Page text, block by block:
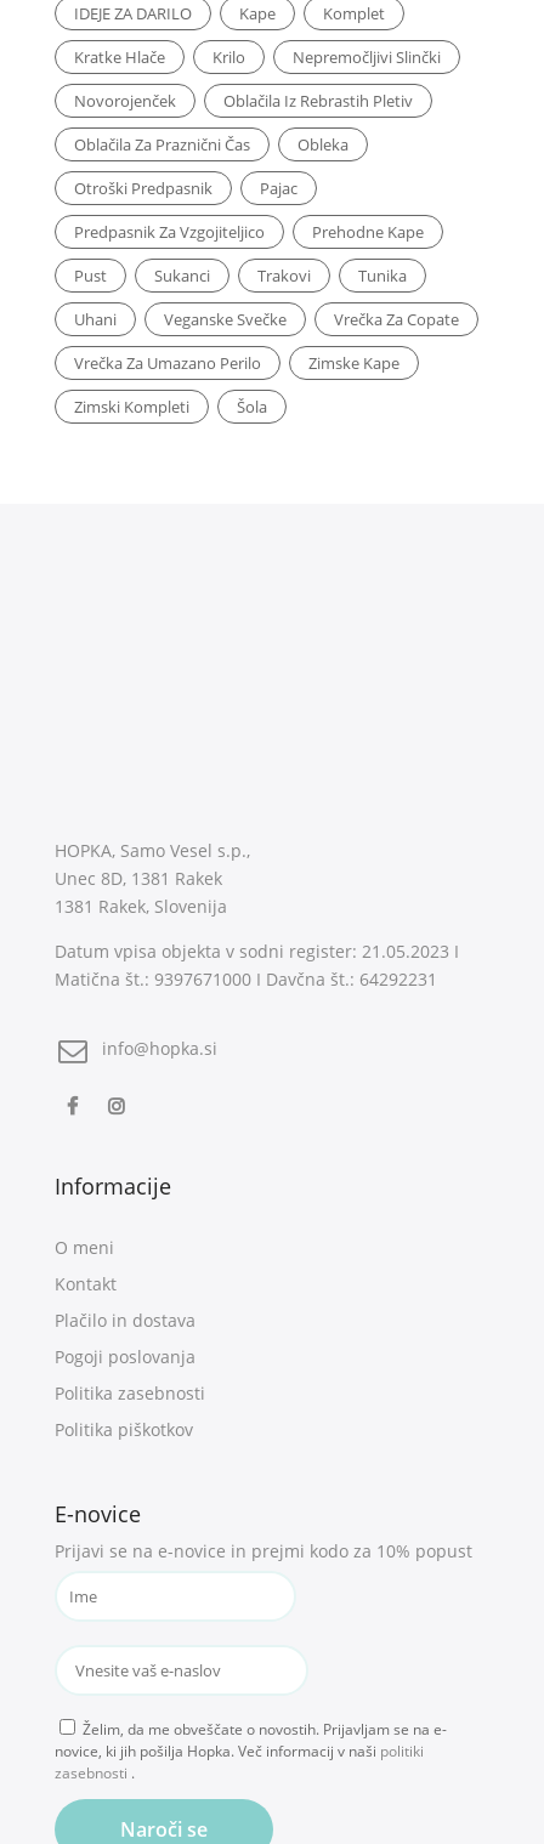
IDEJE ZA DARILO
Kape
Komplet
Kratke Hlače
Krilo
Nepremočljivi Slinčki
Novorojenček
Oblačila Iz Rebrastih Pletiv
Oblačila Za Praznični Čas
Obleka
Otroški Predpasnik
Pajac
Predpasnik Za Vzgojiteljico
Prehodne Kape
Pust
Sukanci Trakovi
Tunika
Uhani
Veganske Svečke
Vrečka Za Copate
Vrečka Za Umazano Perilo
Zimske Kape
Zimski Kompleti
Šola
HOPKA, Samo Vesel s.p.,
Unec 8D, 1381 Rakek
1381 Rakek, Slovenija
Datum vpisa objekta v sodni register: 21.05.2023 I
Matična št.: 9397671000 I Davčna št.: 64292231
info@hopka.si
Informacije
O meni
Kontakt
Plačilo in dostava
Pogoji poslovanja
Politika zasebnosti
Politika piškotkov
E-novice
Prijavi se na e-novice in prejmi kodo za 10% popust
Želim, da me obveščate o novostih. Prijavljam se na e-
novice, ki jih pošilja Hopka. Več informacij v naši politiki
zasebnosti .
Naroči se